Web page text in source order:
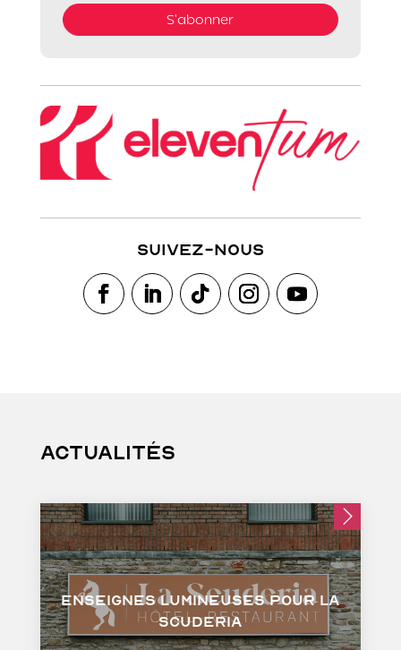
S'abonner
Suivez-nous
Actualités
Enseignes lumineuses pour La
Scuderia